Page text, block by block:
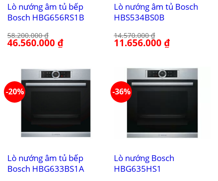
Lò nướng âm tủ bếp
Bosch HBG656RS1B
58.200.000₫
Giá
gốc
46.560.000₫Giá
hiện
46.560.000 ₫.
Lò nướng âm tủ Bosch
HBS534BS0B
14.570.000₫
Giá
gốc
11.656.000₫Giá
hiện
11.656.000 ₫.
-20%
Lò nướng âm tủ bếp
Bosch HBG633BS1A
-36%
Lò nướng Bosch
HBG635HS1